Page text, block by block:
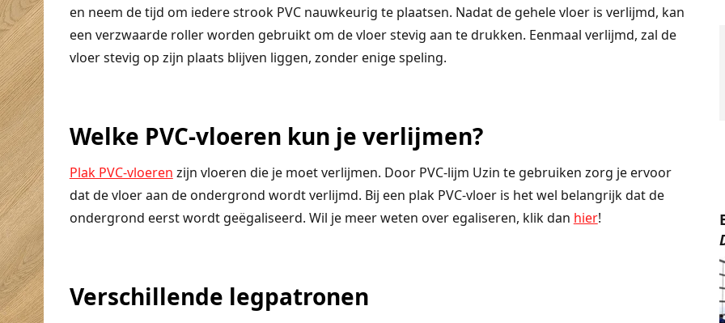
en neem de tijd om iedere strook PVC nauwkeurig te plaatsen. Nadat de gehele vloer is verlijmd, kan
een verzwaarde roller worden gebruikt om de vloer stevig aan te drukken. Eenmaal verlijmd, zal de
vloer stevig op zijn plaats blijven liggen, zonder enige speling.
Welke PVC-vloeren kun je verlijmen?
Plak PVC-vloeren zijn vloeren die je moet verlijmen. Door PVC-lijm Uzin te gebruiken zorg je ervoor
dat de vloer aan de ondergrond wordt verlijmd. Bij een plak PVC-vloer is het wel belangrijk dat de
ondergrond eerst wordt geëgaliseerd. Wil je meer weten over egaliseren, klik dan hier!
Verschillende legpatronen